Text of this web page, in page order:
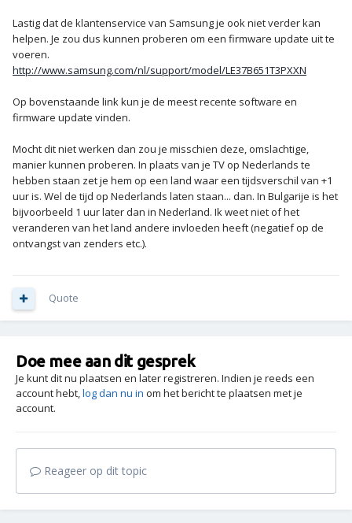
Lastig dat de klantenservice van Samsung je ook niet verder kan
helpen. Je zou dus kunnen proberen om een firmware update uit te
voeren.
http://www.samsung.com/nl/support/model/LE37B651T3PXXN
Op bovenstaande link kun je de meest recente software en
firmware update vinden.
Mocht dit niet werken dan zou je misschien deze, omslachtige,
manier kunnen proberen. In plaats van je TV op Nederlands te
hebben staan zet je hem op een land waar een tijdsverschil van +1
uur is. Wel de tijd op Nederlands laten staan... dan. In Bulgarije is het
bijvoorbeeld 1 uur later dan in Nederland. Ik weet niet of het
veranderen van het land andere invloeden heeft (negatief op de
ontvangst van zenders etc.).
Quote
Doe mee aan dit gesprek
Je kunt dit nu plaatsen en later registreren. Indien je reeds een
account hebt,log dan nu in om het bericht te plaatsen met je
account.
Reageer op dit topic